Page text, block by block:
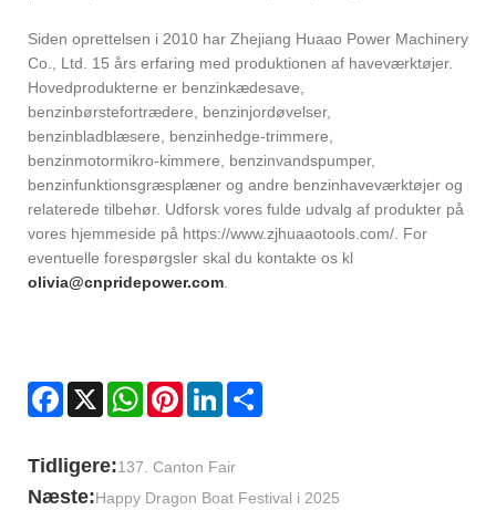
Siden oprettelsen i 2010 har Zhejiang Huaao Power Machinery
Co., Ltd. 15 års erfaring med produktionen af ​​haveværktøjer.
Hovedprodukterne er benzinkædesave,
benzinbørstefortrædere, benzinjordøvelser,
benzinbladblæsere, benzinhedge-trimmere,
benzinmotormikro-kimmere, benzinvandspumper,
benzinfunktionsgræsplæner og andre benzinhaveværktøjer og
relaterede tilbehør. Udforsk vores fulde udvalg af produkter på
vores hjemmeside på https://www.zjhuaaotools.com/. For
eventuelle forespørgsler skal du kontakte os kl
olivia@cnpridepower.com
Facebook
X WhatsAppPinterestLinkedIn
Tidligere:137. Canton Fair
Næste:Happy Dragon Boat Festival i 2025